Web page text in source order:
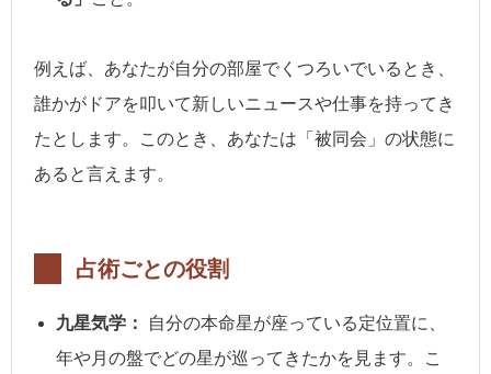
例えば、あなたが自分の部屋でくつろいでいるとき、
誰かがドアを叩いて新しいニュースや仕事を持ってき
たとします。このとき、あなたは「被同会」の状態に
あると言えます。
占術ごとの役割
九星気学：
自分の本命星が座っている定位置に、
年や月の盤でどの星が巡ってきたかを見ます。こ